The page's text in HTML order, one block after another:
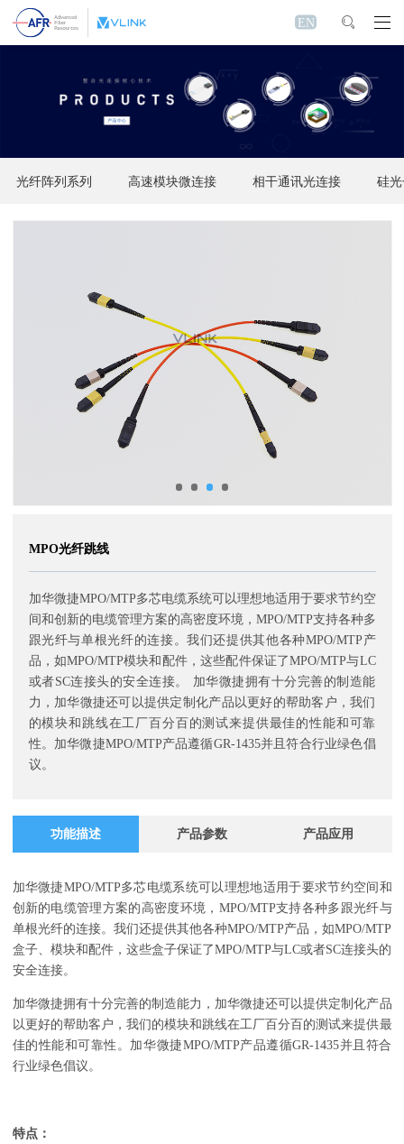
EN
光纤阵列系列 高速模块微连接 相干通讯光连接 硅
MPO光纤跳线
加华微捷MPO/MTP多芯电缆系统可以理想地适用于要求节约空
间和创新的电缆管理方案的高密度环境，MPO/MTP支持各种多
跟光纤与单根光纤的连接。我们还提供其他各种MPO/MTP产
品，如MPO/MTP模块和配件，这些配件保证了MPO/MTP与LC
或者SC连接头的安全连接。 加华微捷拥有十分完善的制造能
力，加华微捷还可以提供定制化产品以更好的帮助客户，我们
的模块和跳线在工厂百分百的测试来提供最佳的性能和可靠
性。加华微捷MPO/MTP产品遵循GR-1435并且符合行业绿色倡
议。
功能描述 产品参数 产品应用
加华微捷MPO/MTP多芯电缆系统可以理想地适用于要求节约空间和
创新的电缆管理方案的高密度环境，MPO/MTP支持各种多跟光纤与
单根光纤的连接。我们还提供其他各种MPO/MTP产品，如MPO/MTP
盒子、模块和配件，这些盒子保证了MPO/MTP与LC或者SC连接头的
安全连接。
加华微捷拥有十分完善的制造能力，加华微捷还可以提供定制化产品
以更好的帮助客户，我们的模块和跳线在工厂百分百的测试来提供最
佳的性能和可靠性。加华微捷MPO/MTP产品遵循GR-1435并且符合
行业绿色倡议。
特点：